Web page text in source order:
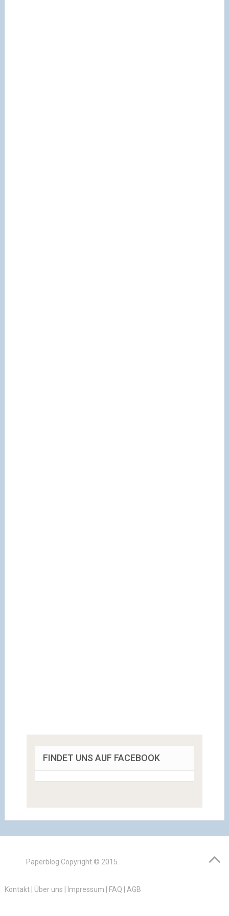
FINDET UNS AUF FACEBOOK
Paperblog Copyright © 2015.
Kontakt| Über uns Impressum FAQ AGB